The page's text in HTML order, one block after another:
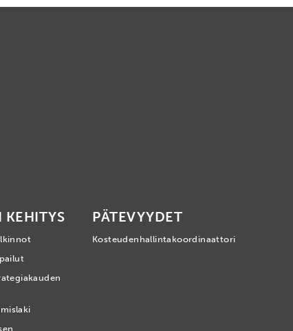
KEHITYS PÄTEVYYDET
Kosteudenhallintakoordinaattori